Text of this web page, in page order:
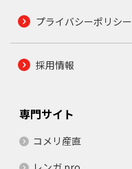
プライバシーポリシー
採用情報
専門サイト
コメリ産直